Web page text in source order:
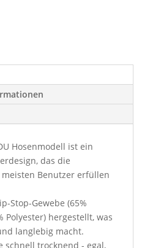
Hosenmodell ist ein
das die
Benutzer erfüllen
Stop-Gewebe (65%
Polyester) hergestellt, was
langlebig macht.
schnell trocknend - egal,